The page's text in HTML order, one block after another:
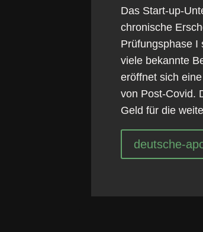
Das Start-up-
chronische
Prüfungsphase I
viele bekannte
eröffnet sich
von Post-Covid.
Geld für die
deutsche-